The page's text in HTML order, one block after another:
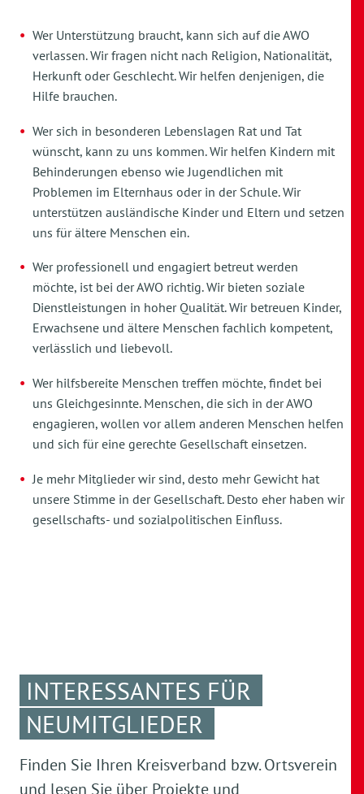
Wer Unterstützung braucht, kann sich auf die AWO
verlassen. Wir fragen nicht nach Religion, Nationalität,
Herkunft oder Geschlecht. Wir helfen denjenigen, die
Hilfe brauchen.
Wer sich in besonderen Lebenslagen Rat und Tat
wünscht, kann zu uns kommen. Wir helfen Kindern mit
Behinderungen ebenso wie Jugendlichen mit
Problemen im Elternhaus oder in der Schule. Wir
unterstützen ausländische Kinder und Eltern und setzen
uns für ältere Menschen ein.
Wer professionell und engagiert betreut werden
möchte, ist bei der AWO richtig. Wir bieten soziale
Dienstleistungen in hoher Qualität. Wir betreuen Kinder,
Erwachsene und ältere Menschen fachlich kompetent,
verlässlich und liebevoll.
Wer hilfsbereite Menschen treffen möchte, findet bei
uns Gleichgesinnte. Menschen, die sich in der AWO
engagieren, wollen vor allem anderen Menschen helfen
und sich für eine gerechte Gesellschaft einsetzen.
Je mehr Mitglieder wir sind, desto mehr Gewicht hat
unsere Stimme in der Gesellschaft. Desto eher haben wir
gesellschafts- und sozialpolitischen Einfluss.
INTERESSANTES FÜR
NEUMITGLIEDER
Finden Sie Ihren Kreisverband bzw. Ortsverein
und lesen Sie über Projekte und